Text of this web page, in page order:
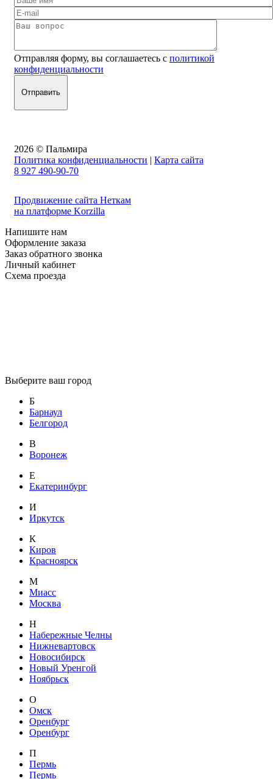
Отправляя форму, вы соглашаетесь с политикой
конфиденциальности
2026 © Пальмира
Политика конфиденциальности | Карта сайта
8 927 490-90-70
Продвижение сайта Неткам
на платформе Korzilla
Напишите нам
Оформление заказа
Заказ обратного звонка
Личный кабинет
Схема проезда
Выберите ваш город
Б
Барнаул
Белгород
В
Воронеж
Е
Екатеринбург
И
Иркутск
К
Киров
Красноярск
М
Миасс
Москва
Н
Набережные Челны
Нижневартовск
Новосибирск
Новый Уренгой
Ноябрьск
О
Омск
Оренбург
Оренбург
П
Пермь
Пермь